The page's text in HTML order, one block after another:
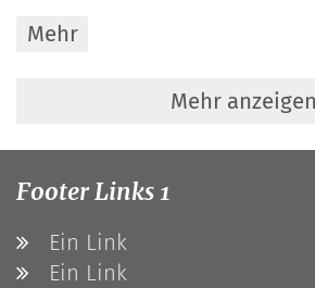
Mehr
Mehr anzeigen
Footer Links 1
Ein Link
Ein Link